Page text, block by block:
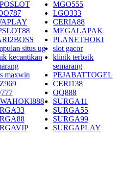
MGO555
LGO333
CERIA88
MEGALAPAK
PLANETHOKI
situs ug
slot gacor
kecantikan
klinik terbaik
semarang
maxwin
PEJABATTOGEL
CERI138
QQ888
SURGA11
SURGA55
SURGA99
SURGAPLAY